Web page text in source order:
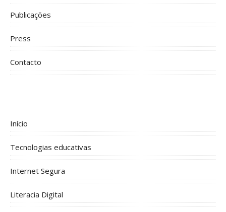
Publicações
Press
Contacto
Início
Tecnologias educativas
Internet Segura
Literacia Digital